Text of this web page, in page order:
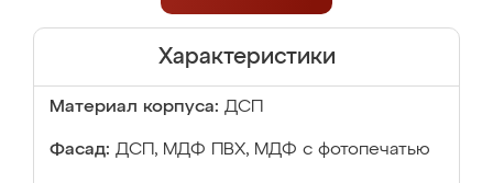
Характеристики
Материал корпуса: ДСП
Фасад: ДСП, МДФ ПВХ, МДФ с фотопечатью